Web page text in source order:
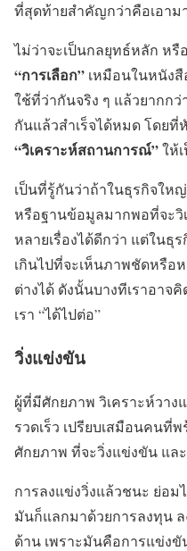
ที่สุดท้ายสำคัญกว่าคือเอาม
ไม่ว่าจะเป็นกลยุทธ์หลัก หรื
“การเลือก” เหมือนในหนังสื
ใช้ที่ว่ากันจริง ๆ แล้วยากก
กันแล้วสำเร็จได้หมด โดย
“วิเคราะห์สถานการณ์”ให้
เป็นที่รู้กันว่าถ้าในธุรกิจให
หรือฐานข้อมูลมากพอที่จะ
หลายเรื่องได้ดีกว่า แต่ในธุ
เกินไปที่จะเห็นภาพชัดหรือ
ต่างได้ ดังนั้นบางทีเราอาจ
เรา “ได้ไปต่อ”
วิ่งแข่งขัน
ผู้ที่มีศักยภาพ วิเคราะห์วา
รวดเร็ว เปรียบเสมือนคน
ศักยภาพ ที่จะวิ่งแข่งขัน แล
การลงแข่งวิ่งแล้วชนะ ย่อ
มันก็แลกมาด้วยการลงทุน
ด้าน เพราะมันคือการแข่ง